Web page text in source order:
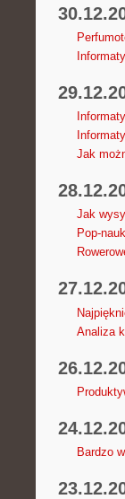
Jak
Jak
Pop-
Analiza
Bardzo